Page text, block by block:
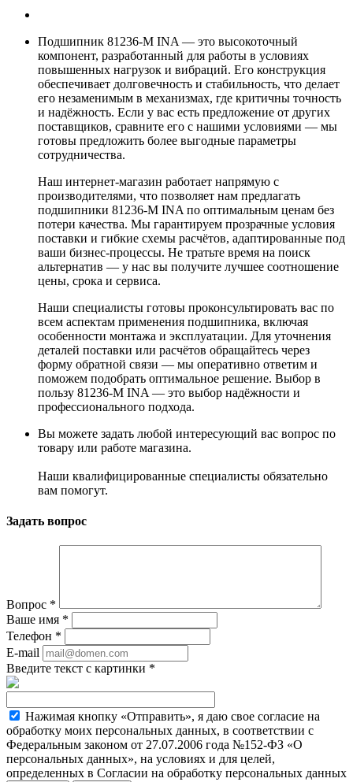
Подшипник 81236-M INA — это высокоточный
компонент, разработанный для работы в условиях
повышенных нагрузок и вибраций. Его конструкция
обеспечивает долговечность и стабильность, что делает
его незаменимым в механизмах, где критичны точность
и надёжность. Если у вас есть предложение от других
поставщиков, сравните его с нашими условиями — мы
готовы предложить более выгодные параметры
сотрудничества.
Наш интернет-магазин работает напрямую с
производителями, что позволяет нам предлагать
подшипники 81236-M INA по оптимальным ценам без
потери качества. Мы гарантируем прозрачные условия
поставки и гибкие схемы расчётов, адаптированные под
ваши бизнес-процессы. Не тратьте время на поиск
альтернатив — у нас вы получите лучшее соотношение
цены, срока и сервиса.
Наши специалисты готовы проконсультировать вас по
всем аспектам применения подшипника, включая
особенности монтажа и эксплуатации. Для уточнения
деталей поставки или расчётов обращайтесь через
форму обратной связи — мы оперативно ответим и
поможем подобрать оптимальное решение. Выбор в
пользу 81236-M INA — это выбор надёжности и
профессионального подхода.
Вы можете задать любой интересующий вас вопрос по
товару или работе магазина.
Наши квалифицированные специалисты обязательно
вам помогут.
Задать вопрос
Вопрос *
Ваше имя *
Телефон *
E-mail
Введите текст с картинки *
Нажимая кнопку «Отправить», я даю свое согласие на
обработку моих персональных данных, в соответствии с
Федеральным законом от 27.07.2006 года №152-ФЗ «О
персональных данных», на условиях и для целей,
определенных в Согласии на обработку персональных данных